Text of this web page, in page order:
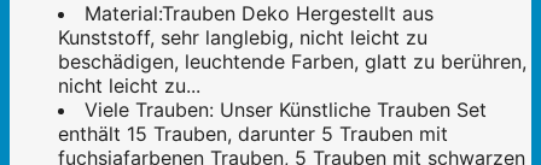
Material:Trauben Deko Hergestellt aus
Kunststoff, sehr langlebig, nicht leicht zu
beschädigen, leuchtende Farben, glatt zu berühren,
nicht leicht zu...
Viele Trauben: Unser Künstliche Trauben Set
enthält 15 Trauben, darunter 5 Trauben mit
fuchsiafarbenen Trauben, 5 Trauben mit schwarzen